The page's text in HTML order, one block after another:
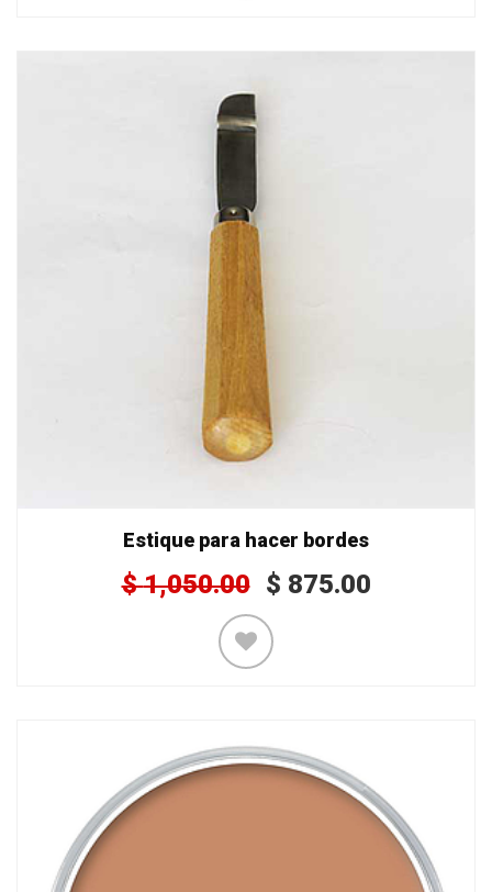
Estique para hacer bordes
$1,050.00 $ 875.00